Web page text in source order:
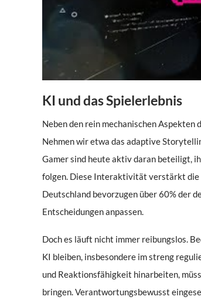
KI und das Spielerlebnis
Neben den rein mechanischen
Nehmen wir etwa das adaptive
Gamer sind heute aktiv daran beteiligt,
folgen. Diese Interaktivität verstärkt die
Deutschland bevorzugen über 60% der
Entscheidungen anpassen.
Doch es läuft nicht immer reibungslos.
KI bleiben, insbesondere im streng
und Reaktionsfähigkeit hinarbeiten,
bringen. Verantwortungsbewusst